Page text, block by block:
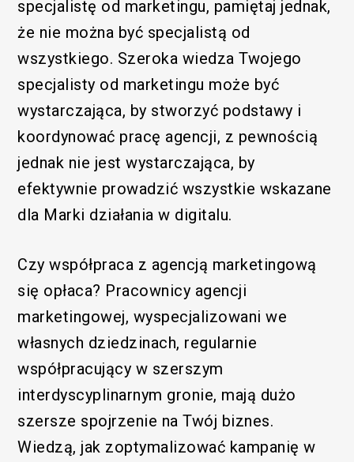
specjalistę od marketingu, pamiętaj jednak,
że nie można być specjalistą od
wszystkiego. Szeroka wiedza Twojego
specjalisty od marketingu może być
wystarczająca, by stworzyć podstawy i
koordynować pracę agencji, z pewnością
jednak nie jest wystarczająca, by
efektywnie prowadzić wszystkie wskazane
dla Marki działania w digitalu.
Czy współpraca z agencją marketingową
się opłaca? Pracownicy agencji
marketingowej, wyspecjalizowani we
własnych dziedzinach, regularnie
współpracujący w szerszym
interdyscyplinarnym gronie, mają dużo
szersze spojrzenie na Twój biznes.
Wiedzą, jak zoptymalizować kampanię w